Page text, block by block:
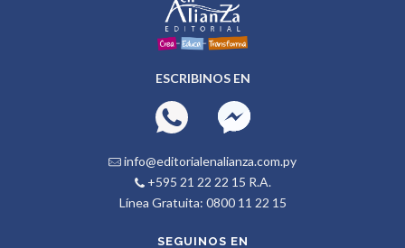
ESCRIBINOS EN
info@editorialenalianza.com.py
+595 21 22 22 15 R.A.
Línea Gratuita: 0800 11 22 15
SEGUINOS EN